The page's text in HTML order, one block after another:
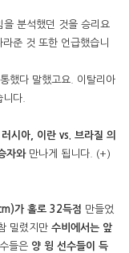
분석했던 것을 승리요
준 것 또한 언급했습니
했다 말했고요. 이탈리아
다.
시아, 이란 vs. 브라질 의
자와 만나게 됩니다. (+)
가 홀로 32득점 만들었
밀렸지만 수비에서는 앞
들은 양 윙 선수들이 득